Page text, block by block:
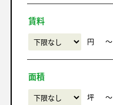
賃料
円 〜
面積
坪 〜